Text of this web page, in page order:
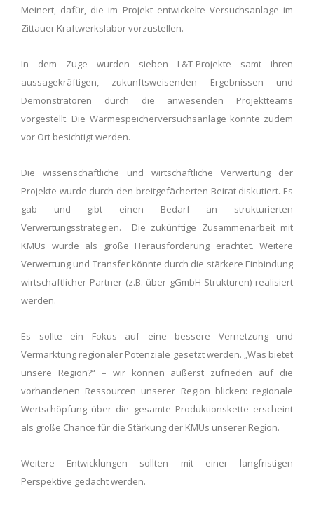
Meinert, dafür, die im Projekt entwickelte Versuchsanlage im
Zittauer Kraftwerkslabor vorzustellen.
In dem Zuge wurden sieben L&T-Projekte samt ihren
aussagekräftigen, zukunftsweisenden Ergebnissen und
Demonstratoren durch die anwesenden Projektteams
vorgestellt. Die Wärmespeicherversuchsanlage konnte zudem
vor Ort besichtigt werden.
Die wissenschaftliche und wirtschaftliche Verwertung der
Projekte wurde durch den breitgefächerten Beirat diskutiert. Es
gab und gibt einen Bedarf an strukturierten
Verwertungsstrategien. Die zukünftige Zusammenarbeit mit
KMUs wurde als große Herausforderung erachtet. Weitere
Verwertung und Transfer könnte durch die stärkere Einbindung
wirtschaftlicher Partner (z.B. über gGmbH-Strukturen) realisiert
werden.
Es sollte ein Fokus auf eine bessere Vernetzung und
Vermarktung regionaler Potenziale gesetzt werden. „Was bietet
unsere Region?“ – wir können äußerst zufrieden auf die
vorhandenen Ressourcen unserer Region blicken: regionale
Wertschöpfung über die gesamte Produktionskette erscheint
als große Chance für die Stärkung der KMUs unserer Region.
Weitere Entwicklungen sollten mit einer langfristigen
Perspektive gedacht werden.